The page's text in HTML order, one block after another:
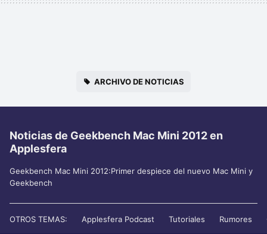
ARCHIVO DE NOTICIAS
Noticias de Geekbench Mac Mini 2012 en
Applesfera
Geekbench Mac Mini 2012:Primer despiece del nuevo Mac Mini y
Geekbench
OTROS TEMAS: Applesfera Podcast Tutoriales Rumores